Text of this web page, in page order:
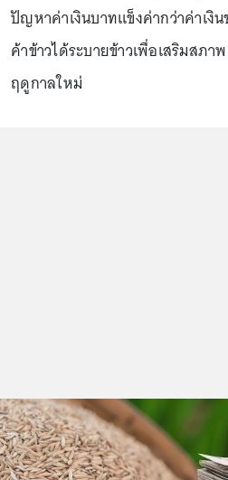
ปัญหาค่าเงินบาทแข็งค่ากว่าค่าเงิ
ค้าข้าวได้ระบายข้าวเพื่อเสริมสภ
ฤดูกาลใหม่